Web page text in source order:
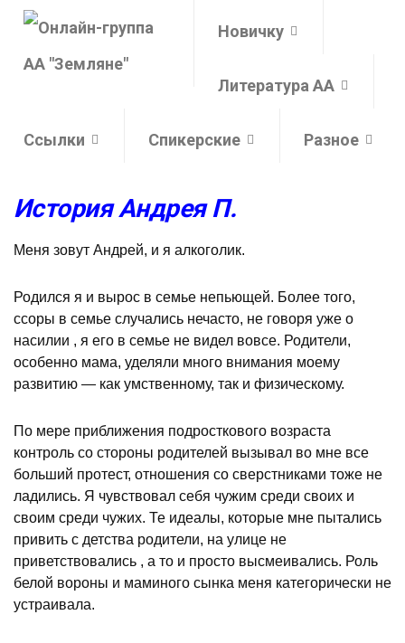
Новичку
Литература АА
Ссылки Спикерские Разное
История Андрея П.
Меня зовут Андрей, и я алкоголик.
Родился я и вырос в семье непьющей. Более того,
ссоры в семье случались нечасто, не говоря уже о
насилии , я его в семье не видел вовсе. Родители,
особенно мама, уделяли много внимания моему
развитию — как умственному, так и физическому.
По мере приближения подросткового возраста
контроль со стороны родителей вызывал во мне все
больший протест, отношения со сверстниками тоже не
ладились. Я чувствовал себя чужим среди своих и
своим среди чужих. Те идеалы, которые мне пытались
привить с детства родители, на улице не
приветствовались , а то и просто высмеивались. Роль
белой вороны и маминого сынка меня категорически не
устраивала.